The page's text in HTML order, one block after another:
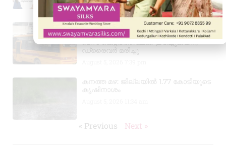
August 6, 20263:37 pm
വാഹനം ഓടിക്കുന്നതിനിടെ
ഹൃദയാഘാതം; നിയന്ത്രണംവിട്ട സ്കൂൾ
ബസ് കെട്ടിടത്തിലേക്ക് ഇടിച്ചുകയറി,
ഡ്രൈവർ മരിച്ചു
കനത്ത മഴ: ജില്ലയിൽ 1.77 കോടിയുടെ
കൃഷിനാശം
« Previous Next »